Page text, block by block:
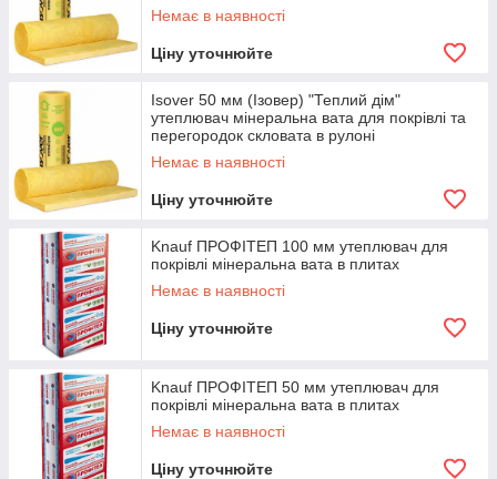
Немає в наявності
Ціну уточнюйте
Isover 50 мм (Ізовер) "Теплий дім"
утеплювач мінеральна вата для покрівлі та
перегородок скловата в рулоні
Немає в наявності
Ціну уточнюйте
Knauf ПРОФІТЕП 100 мм утеплювач для
покрівлі мінеральна вата в плитах
Немає в наявності
Ціну уточнюйте
Knauf ПРОФІТЕП 50 мм утеплювач для
покрівлі мінеральна вата в плитах
Немає в наявності
Ціну уточнюйте